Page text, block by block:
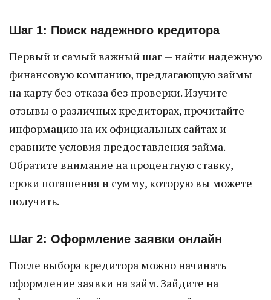
Шаг 1: Поиск надежного кредитора
Первый и самый важный шаг — найти надежную
финансовую компанию, предлагающую займы
на карту без отказа без проверки. Изучите
отзывы о различных кредиторах, прочитайте
информацию на их официальных сайтах и
сравните условия предоставления займа.
Обратите внимание на процентную ставку,
сроки погашения и сумму, которую вы можете
получить.
Шаг 2: Оформление заявки онлайн
После выбора кредитора можно начинать
оформление заявки на займ. Зайдите на